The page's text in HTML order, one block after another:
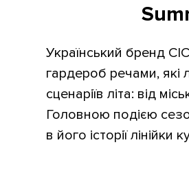
Український бренд
гардероб речами, які
сценаріїв літа: від
Головною подією
в його історії лінійки